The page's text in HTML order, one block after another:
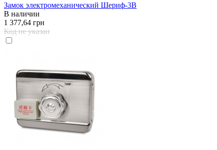
Замок электромеханический Шериф-3В
В наличии
1 377,64 грн
Код не указан